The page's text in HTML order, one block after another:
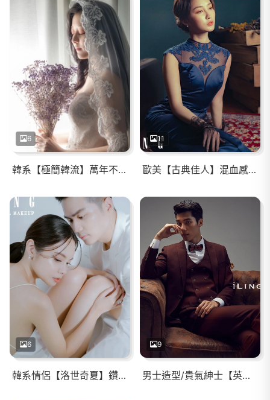
6
韓系【極簡韓流】萬年不敗韓系婚紗
11
歐美【古典佳人】混血感妝容/典雅低盤髮
6
韓系情侶【洛世奇夏】鑽石光澤底妝/質感時尚馬尾
9
男士造型/貴氣紳士【英倫紳士】S流線感/時尚貴氣/剛毅輪廓